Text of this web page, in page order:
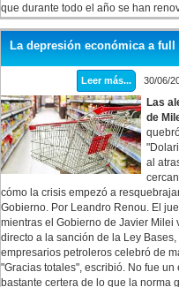
que durante todo el año se han
motosierra esta vez arremetió
Justicia, Desarrollo Social y el
riesgo de quedar desarticuladas.
intentaron protestar.
La depresión económica a full
Leer más... 30/06/
Las
de
al
cómo la crisis empezó a
Gobierno. Por Leandro Renou. El
mientras el Gobierno de Javier Milei
directo a la sanción de la Ley
empresarios petroleros celebró de
"Gracias totales", escribió. No fue
bastante certera de lo que la norma